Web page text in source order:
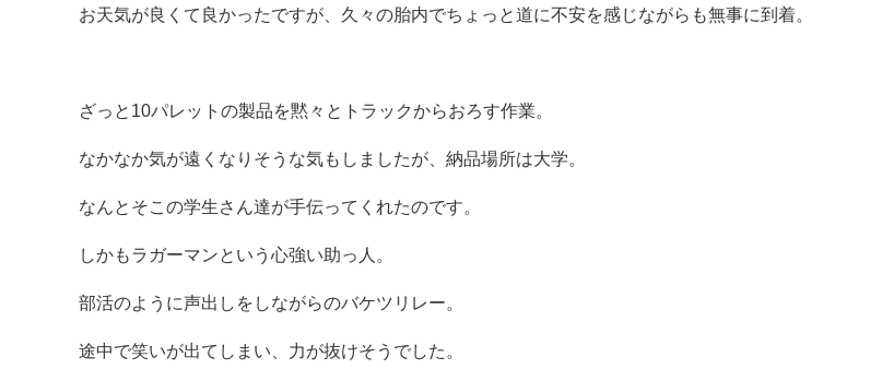
お天気が良くて良かったですが、久々の胎内でちょっと道に不安を感じながらも無事に到着。
ざっと10パレットの製品を黙々とトラックからおろす作業。
なかなか気が遠くなりそうな気もしましたが、納品場所は大学。
なんとそこの学生さん達が手伝ってくれたのです。
しかもラガーマンという心強い助っ人。
部活のように声出しをしながらのバケツリレー。
途中で笑いが出てしまい、力が抜けそうでした。